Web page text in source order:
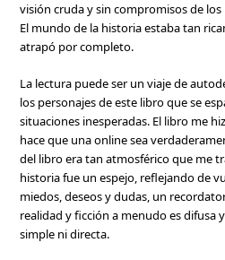
visión cruda y sin compromisos de
El mundo de la historia estaba tan
atrapó por completo.
La lectura puede ser un viaje de
los personajes de este libro que se
situaciones inesperadas. El libro me
hace que una online sea
del libro era tan atmosférico que me
historia fue un espejo, reflejando de
miedos, deseos y dudas, un
realidad y ficción a menudo es difusa
simple ni directa.